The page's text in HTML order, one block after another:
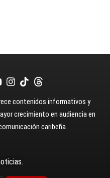
contenidos informativos y
crecimiento en audiencia en
caribeña.